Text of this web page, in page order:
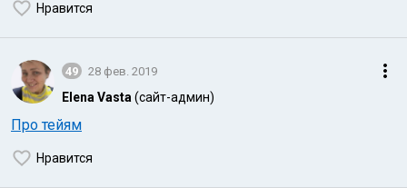
Нравится
49 28 фев. 2019
Elena Vasta (сайт-админ)
Про тейям
Нравится